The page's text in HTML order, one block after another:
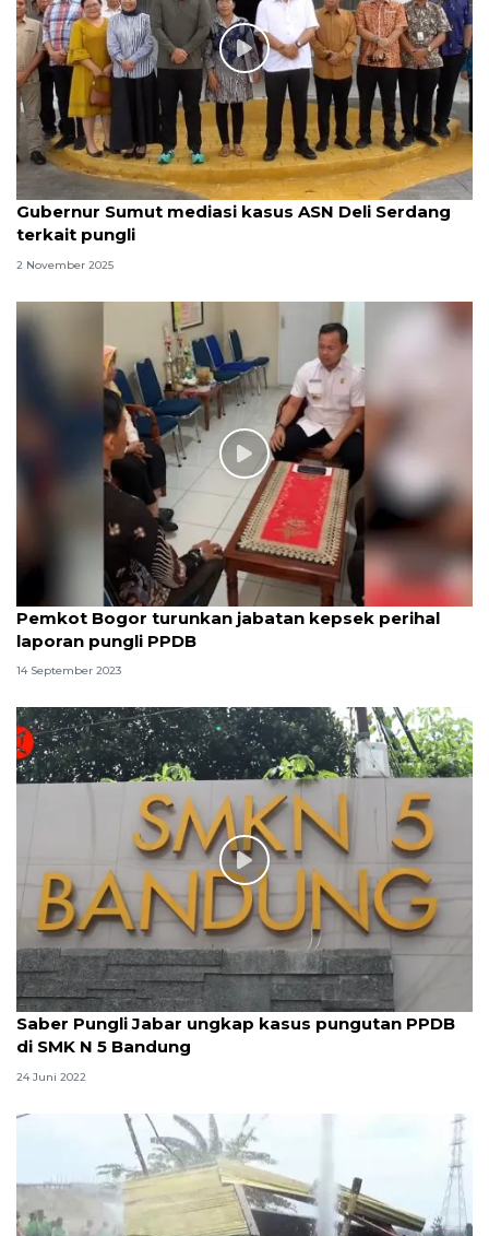
Gubernur Sumut mediasi kasus ASN Deli Serdang
terkait pungli
2 November 2025
Pemkot Bogor turunkan jabatan kepsek perihal
laporan pungli PPDB
14 September 2023
Saber Pungli Jabar ungkap kasus pungutan PPDB
di SMK N 5 Bandung
24 Juni 2022